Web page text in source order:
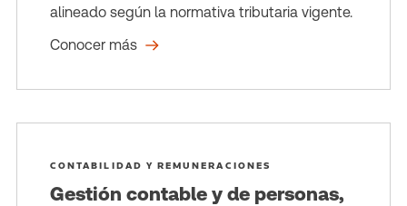
alineado según la normativa tributaria vigente.
Conocer más
CONTABILIDAD Y REMUNERACIONES
Gestión contable y de personas,